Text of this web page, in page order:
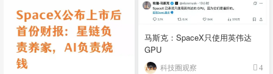
马斯克：SpaceX只使用英伟达
GPU
科技圈观察 4